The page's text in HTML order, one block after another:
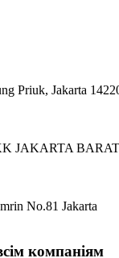
Priuk, Jakarta
JAKARTA BARAT
No.81 Jakarta
компаніям